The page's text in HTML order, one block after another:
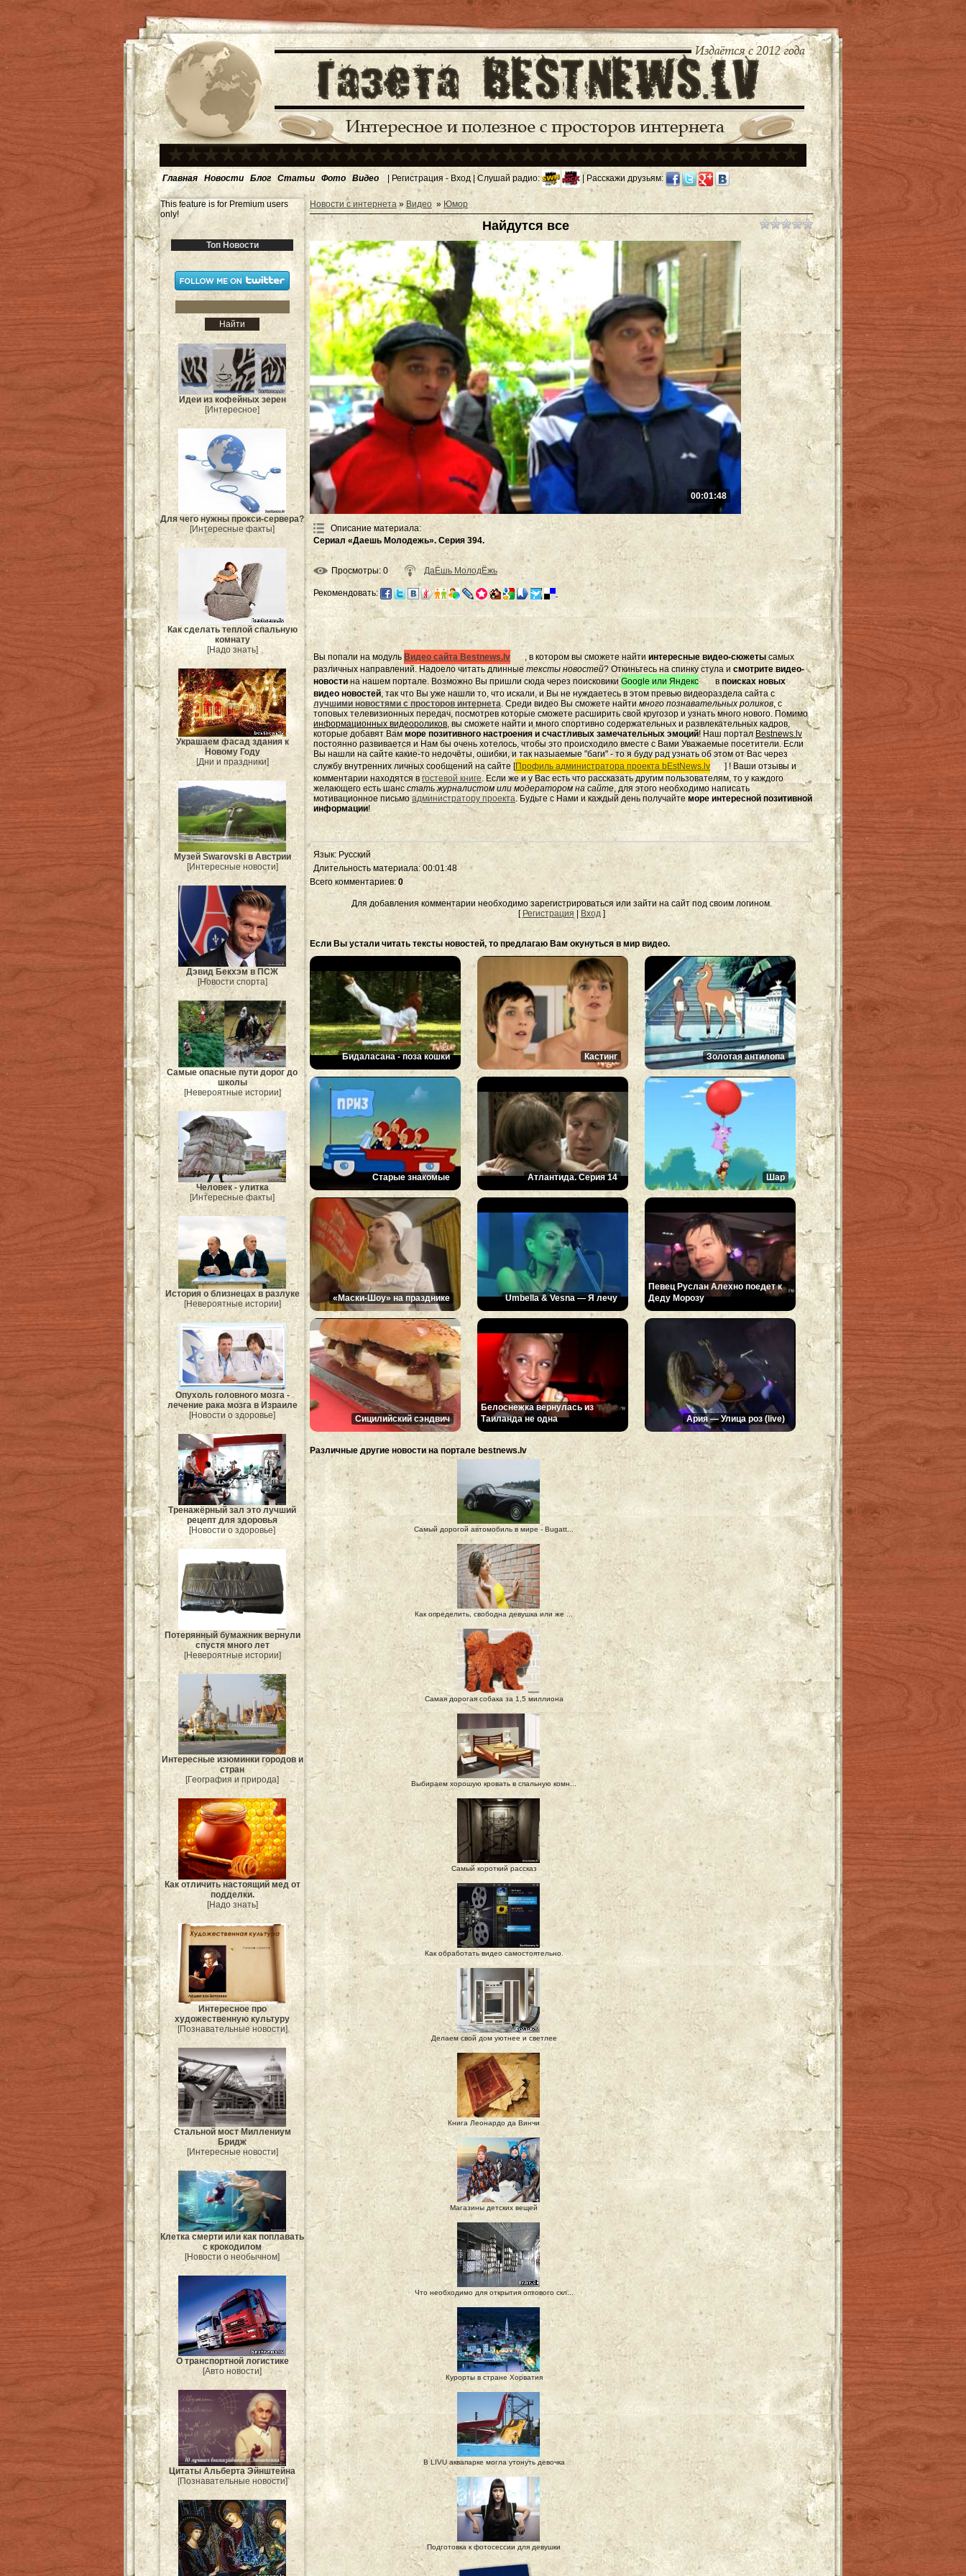
Главная Новости Блог Статьи Фото Видео | Регистрация - Вход | Слушай радио: | Расскажи друзьям:
This feature is for Premium users
only!
Топ Новости
Идеи из кофейных зерен
[Интересное]
Для чего нужны прокси-сервера?
[Интересные факты]
Как сделать теплой спальную
комнату
[Надо знать]
Украшаем фасад здания к
Новому Году
[Дни и праздники]
Музей Swarovski в Австрии
[Интересные новости]
Дэвид Бекхэм в ПСЖ
[Новости спорта]
Самые опасные пути дорог до
школы
[Невероятные истории]
Человек - улитка
[Интересные факты]
История о близнецах в разлуке
[Невероятные истории]
Опухоль головного мозга -
лечение рака мозга в Израиле
[Новости о здоровье]
Тренажёрный зал это лучший
рецепт для здоровья
[Новости о здоровье]
Потерянный бумажник вернули
спустя много лет
[Невероятные истории]
Интересные изюминки городов и
стран
[География и природа]
Как отличить настоящий мед от
подделки.
[Надо знать]
Интересное про
художественную культуру
[Познавательные новости]
Стальной мост Миллениум
Бридж
[Интересные новости]
Клетка смерти или как поплавать
с крокодилом
[Новости о необычном]
О транспортной логистике
[Авто новости]
Цитаты Альберта Эйнштейна
[Познавательные новости]
Новости с интернета » Видео » Юмор
Найдутся все
00:01:48
Описание материала:
Сериал «Даешь Молодежь». Серия 394.
Просмотры: 0 ДаЁшь МолодЁжь
Рекомендовать:
Вы попали на модуль Видео сайта Bestnews.lv , в котором вы сможете найти интересные видео-сюжеты самых
различных направлений. Надоело читать длинные тексты новостей? Откиньтесь на спинку стула и смотрите видео-
новостина нашем портале. Возможно Вы пришли сюда через поисковики Google или Яндекс в поисках новых
видео новостей, так что Вы уже нашли то, что искали, и Вы не нуждаетесь в этом превью видеораздела сайта с
лучшими новостями с просторов интернета. Среди видео Вы сможете найти много познавательных роликов, с
топовых телевизионных передач, посмотрев которые сможете расширить свой кругозор и узнать много нового. Помимо
информационных видеороликов, вы сможете найти и много спортивно содержательных и развлекательных кадров,
которые добавят Вам море позитивного настроения и счастливых замечательных эмоций! Наш портал Bestnews.lv
постоянно развивается и Нам бы очень хотелось, чтобы это происходило вместе с Вами Уважаемые посетители. Если
Вы нашли на сайте какие-то недочёты, ошибки, и так назыаемые "баги" - то я буду рад узнать об этом от Вас через
службу внутренних личных сообщений на сайте [Профиль администратора проекта bEstNews.lv
] ! Ваши отзывы и
комментарии находятся в гостевой книге. Если же и у Вас есть что рассказать другим пользователям, то у каждого
желающего есть шанс стать журналистом или модератором на сайте, для этого необходимо написать
мотивационное письмоадминистратору проекта. Будьте с Нами и каждый день получайте море интересной позитивной
информации!
Язык: Русский
Длительность материала: 00:01:48
Всего комментариев: 0
Для добавления комментарии необходимо зарегистрироваться или зайти на сайт под своим логином.
[ Регистрация Вход]
Если Вы устали читать тексты новостей, то предлагаю Вам окунуться в мир видео.
Бидаласана - поза кошки Кастинг Золотая антилопа
Старые знакомые Атлантида. Серия 14 Шар
«Маски-Шоу» на празднике Umbella & Vesna — Я лечу
Певец Руслан Алехно поедет к
Деду Морозу
Сицилийский сэндвич
Белоснежка вернулась из
Таиланда не одна
Ария — Улица роз (live)
Различные другие новости на портале bestnews.lv
Самый дорогой автомобиль в мире - Bugatt...
Как определить, свободна девушка или же ...
Самая дорогая собака за 1,5 миллиона
Выбираем хорошую кровать в спальную комн...
Самый короткий рассказ
Как обработать видео самостоятельно.
Делаем свой дом уютнее и светлее
Книга Леонардо да Винчи
Магазины детских вещей
Что необходимо для открытия оптового скл...
Курорты в стране Хорватия
В LIVU аквапарке могла утонуть девочка
Подготовка к фотосессии для девушки